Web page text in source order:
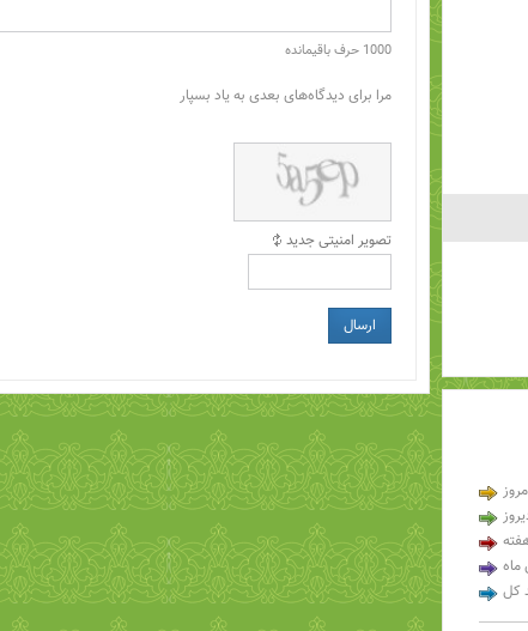
1000 حرف باقیمانده
مرا برای دیدگاه‌های بعدی به یاد بسپار
تصویر امنیتی جدید
ارسال
ماه
کل